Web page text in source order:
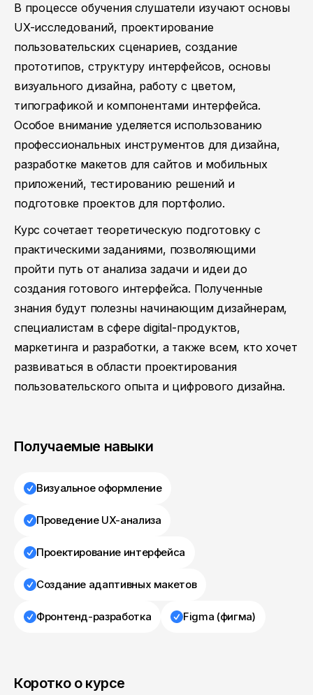
В процессе обучения слушатели изучают основы
UX-исследований, проектирование
пользовательских сценариев, создание
прототипов, структуру интерфейсов, основы
визуального дизайна, работу с цветом,
типографикой и компонентами интерфейса.
Особое внимание уделяется использованию
профессиональных инструментов для дизайна,
разработке макетов для сайтов и мобильных
приложений, тестированию решений и
подготовке проектов для портфолио.
Курс сочетает теоретическую подготовку с
практическими заданиями, позволяющими
пройти путь от анализа задачи и идеи до
создания готового интерфейса. Полученные
знания будут полезны начинающим дизайнерам,
специалистам в сфере digital-продуктов,
маркетинга и разработки, а также всем, кто хочет
развиваться в области проектирования
пользовательского опыта и цифрового дизайна.
Получаемые навыки
Визуальное оформление
Проведение UX-анализа
Проектирование интерфейса
Создание адаптивных макетов
Фронтенд-разработка Figma (фигма)
Коротко о курсе